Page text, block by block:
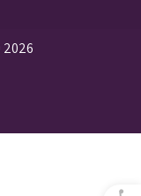
פתח סרגל נגישות
2026 © כל הזכויות שמורות ל-4MP